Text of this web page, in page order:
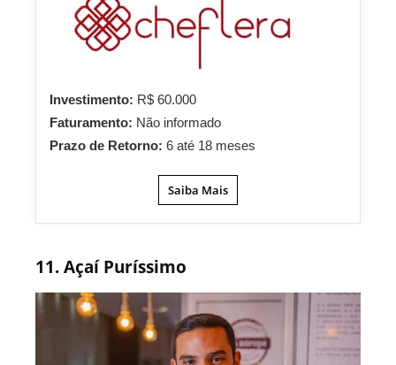
Investimento: R$ 60.000
Faturamento: Não informado
Prazo de Retorno: 6 até 18 meses
Saiba Mais
11. Açaí Puríssimo